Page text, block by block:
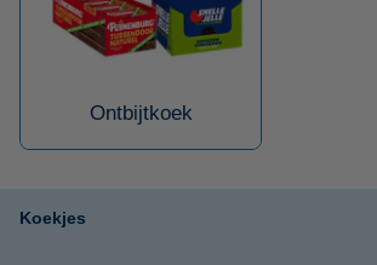
Ontbijtkoek
Koekjes